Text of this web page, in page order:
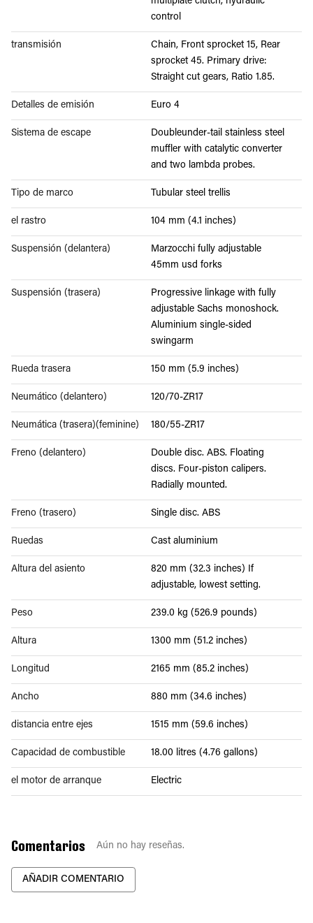
control
transmisión
Chain, Front sprocket 15, Rear
sprocket 45. Primary drive:
Straight cut gears, Ratio 1.85.
Detalles de emisión Euro 4
Sistema de escape
Doubleunder-tail stainless steel
muffler with catalytic converter
and two lambda probes.
Tipo de marco Tubular steel trellis
el rastro 104 mm (4.1 inches)
Suspensión (delantera)
Marzocchi fully adjustable
45mm usd forks
Suspensión (trasera)
Progressive linkage with fully
adjustable Sachs monoshock.
Aluminium single-sided
swingarm
Rueda trasera 150 mm (5.9 inches)
Neumático (delantero) 120/70-ZR17
Neumática (trasera)(feminine) 180/55-ZR17
Freno (delantero)
Double disc. ABS. Floating
discs. Four-piston calipers.
Radially mounted.
Freno (trasero) Single disc. ABS
Ruedas Cast aluminium
Altura del asiento
820 mm (32.3 inches) If
adjustable, lowest setting.
Peso 239.0 kg (526.9 pounds)
Altura 1300 mm (51.2 inches)
Longitud 2165 mm (85.2 inches)
Ancho 880 mm (34.6 inches)
distancia entre ejes 1515 mm (59.6 inches)
Capacidad de combustible 18.00 litres (4.76 gallons)
el motor de arranque Electric
Comentarios Aún no hay reseñas.
AÑADIR COMENTARIO